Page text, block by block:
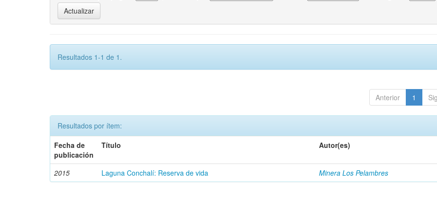
Resultados 1-1 de 1.
Anterior 1
Resultados por ítem:
Fecha de
publicación
Título Autor(es)
2015 Laguna Conchalí: Reserva de vida Minera Los Pelambres